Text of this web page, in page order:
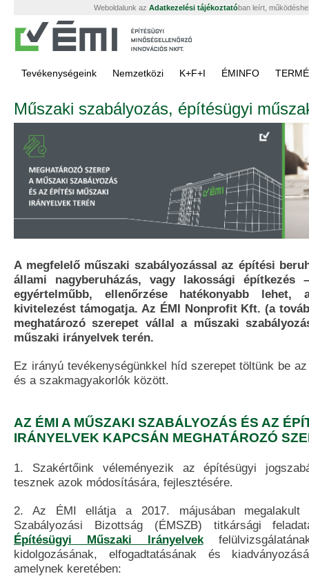
Weboldalunk az Adatkezelési tájékoztatóban leírt,
Tevékenységeink Nemzetközi K+F+I ÉMINFO
Műszaki szabályozás, építésügyi
A megfelelő műszaki szabályozással az építési
állami nagyberuházás, vagy lakossági építkezés
egyértelműbb, ellenőrzése hatékonyabb lehet,
kivitelezést támogatja. Az ÉMI Nonprofit Kft. (a
meghatározó szerepet vállal a műszaki
műszaki irányelvek terén.
Ez irányú tevékenységünkkel híd szerepet töltünk be
és a szakmagyakorlók között.
AZ ÉMI A MŰSZAKI SZABÁLYOZÁS ÉS AZ
IRÁNYELVEK KAPCSÁN MEGHATÁROZÓ
1. Szakértőink véleményezik az építésügyi
tesznek azok módosítására, fejlesztésére.
2. Az ÉMI ellátja a 2017. májusában megalakult
Szabályozási Bizottság (ÉMSZB) titkársági
Építésügyi Műszaki Irányelvek
kidolgozásának, elfogadtatásának és
amelynek keretében: